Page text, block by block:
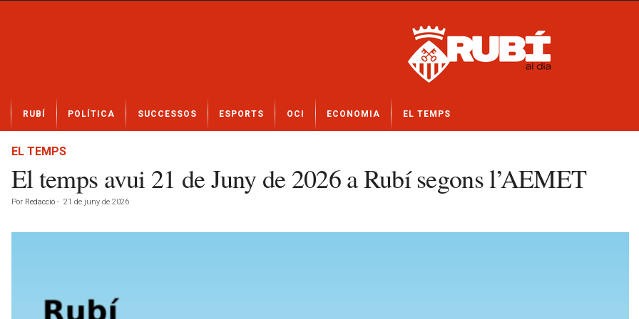
t
RUBÍ POLÍTICA SUCCESSOS ESPORTS OCI ECONOMIA EL TEMPS
EL TEMPS
El temps avui 21 de Juny de 2026 a Rubí segons l’AEMET
Por Redacció - 21 de juny de 2026